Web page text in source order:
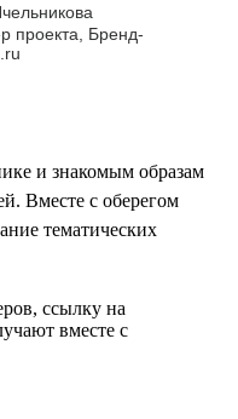
проекта, Бренд-
и знакомым образам
Вместе с оберегом
тематических